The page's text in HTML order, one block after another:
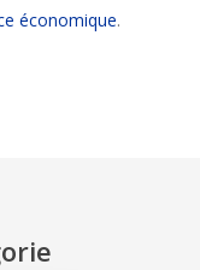
économique.